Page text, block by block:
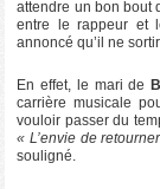
attendre un bon bout
entre le rappeur et
annoncé qu’il ne
En effet, le mari de
carrière musicale
vouloir passer du
« L’envie de
souligné.